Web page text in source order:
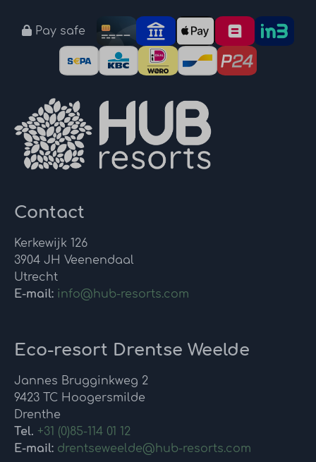
Pay safe
Contact
Kerkewijk 126
3904 JH Veenendaal
Utrecht
E-mail: info@hub-resorts.com
Eco-resort Drentse Weelde
Jannes Brugginkweg 2
9423 TC Hoogersmilde
Drenthe
Tel. +31 (0)85-114 01 12
E-mail: drentseweelde@hub-resorts.com